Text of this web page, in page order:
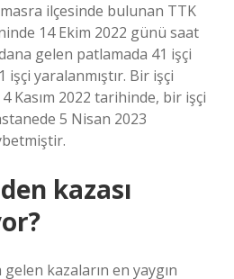
ilçesinde bulunan TTK
14 Ekim 2022 günü saat
gelen patlamada 41 işçi
işçi yaralanmıştır. Bir işçi
4 Kasım 2022 tarihinde, bir işçi
5 Nisan 2023
kazası
kazaların en yaygın